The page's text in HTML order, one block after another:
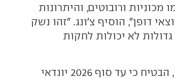
ורובוטים, והיתרונות
דופן", הוסיף צ'ונג. "זהו נשק
לא יכולות לחקות
סגן יו"ר הקונצרן, צ'אנג ג'אהון, הבטיח כי עד סוף 2026 יונדאי